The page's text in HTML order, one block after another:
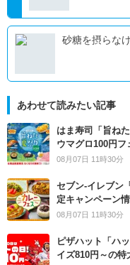
砂糖を摂らな
あわせて読みたい記事
はま寿司「旨ね
ウマグロ100円フ
08月07日 11時30分
セブン‐イレブン
定キャンペーン
08月07日 11時30分
ピザハット「ハ
イズ810円～の特